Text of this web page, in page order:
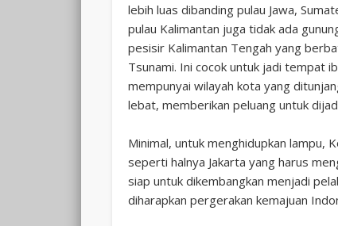
lebih luas dibanding pulau Jawa,
pulau Kalimantan juga tidak ada
pesisir Kalimantan Tengah yang
Tsunami. Ini cocok untuk jadi tempat
mempunyai wilayah kota yang
lebat, memberikan peluang untuk
Minimal, untuk menghidupkan lampu,
seperti halnya Jakarta yang harus
siap untuk dikembangkan menjadi
diharapkan pergerakan kemajuan